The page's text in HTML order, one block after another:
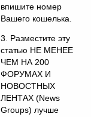
впишите номер
Вашего кошелька.
3. Разместите эту
статью НЕ МЕНЕЕ
ЧЕМ НА 200
ФОРУМАХ И
НОВОСТНЫХ
ЛЕНТАХ (News
Groups) лучше